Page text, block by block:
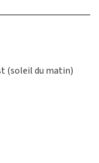
(soleil du matin)